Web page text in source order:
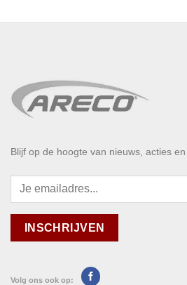
Blijf op de hoogte van nieuws, acties
Volg ons ook op: